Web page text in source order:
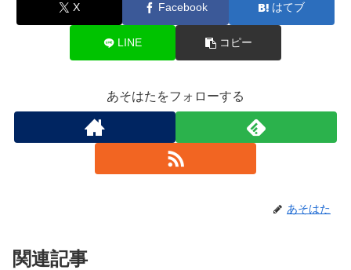
X Facebook はてブ
LINE コピー
あそはたをフォローする
あそはた
関連記事